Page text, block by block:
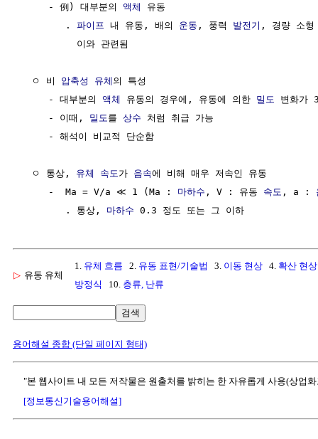
     - 例) 대부분의
액체
유동
        .
파이프 내 유동, 배의 운동 , 풍력 발전기 , 경량 소
          이와 관련됨
  ㅇ 비
압축성 유체 의 특성
     - 대부분의
액체 유동의 경우에, 유동에 의한 밀도
변화가
     - 이때,
밀도 를 상수 처럼 취급 가능
     - 해석이 비교적 단순함
  ㅇ 통상,
유체 속도 가 음속에 비해 매우 저속인 유동
     -  Ma = V/a ≪ 1 (Ma :
마하수 , V : 유동 속도 , a :
        . 통상,
마하수
▷ 유동 유체
1. 유체 흐름 2. 유동 표현/기술법 3. 이동 현상 4. 확산 현상
방정식
10. 층류, 난류
검색
용어해설 종합 (단일 페이지 형태)
"본 웹사이트 내 모든 저작물은 원출처를 밝히는 한 자유롭게 사용(상업
[정보통신기술용어해설]